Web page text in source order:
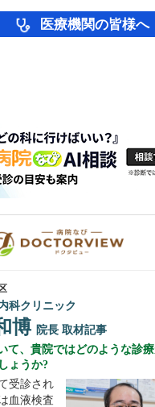
医療機関の皆様へ
科クリニック
博 院長 取材記事
て、貴院ではどのような診
ょうか?
受診され
血液検査